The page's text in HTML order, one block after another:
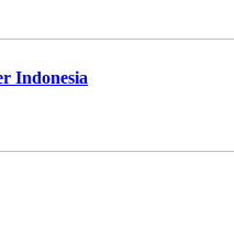
Indonesia